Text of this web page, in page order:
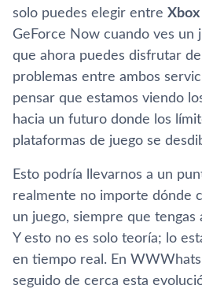
solo puedes elegir entre
GeForce Now cuando ves un
que ahora puedes disfrutar
problemas entre ambos
pensar que estamos viendo
hacia un futuro donde los
plataformas de juego se
Esto podría llevarnos a un
realmente no importe dónde
un juego, siempre que tengas
Y esto no es solo teoría; lo
en tiempo real. En
seguido de cerca esta